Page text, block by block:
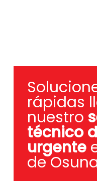
rápidas
nuestro
técnico
urgente
de